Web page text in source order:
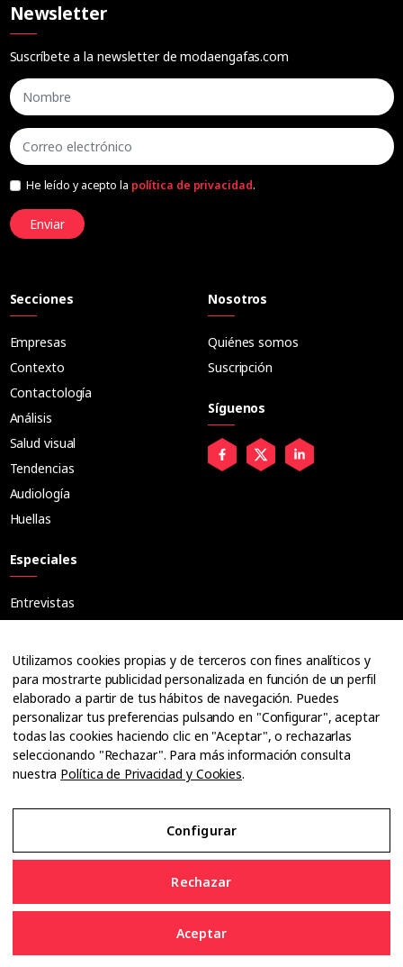
Newsletter
Suscríbete a la newsletter de modaengafas.com
He leído y acepto la política de privacidad.
Enviar
Secciones
Empresas
Contexto
Contactología
Análisis
Salud visual
Tendencias
Audiología
Huellas
Especiales
Entrevistas
Ópticos
Cuadernos
Guías
Dossier
Anuarios
Ofertas de empleo
Nosotros
Quiénes somos
Suscripción
Síguenos
Utilizamos cookies propias y de terceros con fines analíticos y
para mostrarte publicidad personalizada en función de un perfil
elaborado a partir de tus hábitos de navegación. Puedes
personalizar tus preferencias pulsando en "Configurar", aceptar
todas las cookies haciendo clic en "Aceptar", o rechazarlas
seleccionando "Rechazar". Para más información consulta
nuestra Política de Privacidad y Cookies.
Configurar
Rechazar
Aceptar
Aviso Legal
Política de Privacidad y Cookies
Configurar